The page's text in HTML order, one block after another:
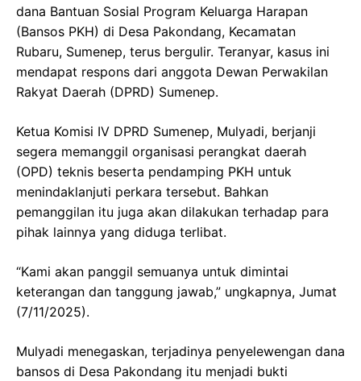
dana Bantuan Sosial Program Keluarga Harapan
(Bansos PKH) di Desa Pakondang, Kecamatan
Rubaru, Sumenep, terus bergulir. Teranyar, kasus ini
mendapat respons dari anggota Dewan Perwakilan
Rakyat Daerah (DPRD) Sumenep.
Ketua Komisi IV DPRD Sumenep, Mulyadi, berjanji
segera memanggil organisasi perangkat daerah
(OPD) teknis beserta pendamping PKH untuk
menindaklanjuti perkara tersebut. Bahkan
pemanggilan itu juga akan dilakukan terhadap para
pihak lainnya yang diduga terlibat.
“Kami akan panggil semuanya untuk dimintai
keterangan dan tanggung jawab,” ungkapnya, Jumat
(7/11/2025).
Mulyadi menegaskan, terjadinya penyelewengan dana
bansos di Desa Pakondang itu menjadi bukti